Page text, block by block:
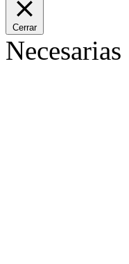
Cerrar
Necesarias